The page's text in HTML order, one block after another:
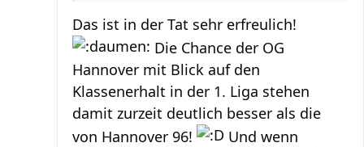
Das ist in der Tat sehr erfreulich!
Die Chance der OG
Hannover mit Blick auf den
Klassenerhalt in der 1. Liga stehen
damit zurzeit deutlich besser als die
von Hannover 96!
Und wenn